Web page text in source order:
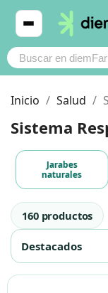
Bebé y
Cabello
Productos
Bebé y
Cabello
Productos
Inicio Salud
Sistema
Jarabes
naturales
Productos
160 productos
Destacados